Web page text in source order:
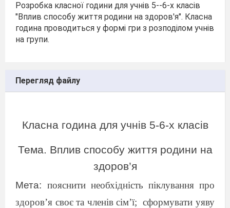
Розробка класної години для учнів 5--6-х класів
"Вплив способу життя родини на здоров'я". Класна
година проводиться у формі гри з розподілом учнів
на групи.
Перегляд файлу
Класна година для учнів 5-6-х класів
Тема. Вплив способу життя родини на
здоров’я
Мета: пояснити необхідність піклування про
здоров’я своє та членів сім’ї; сформувати уяву